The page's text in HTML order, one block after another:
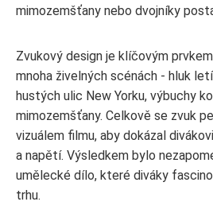
mimozemšťany nebo dvojníky
Zvukový design je klíčovým
mnoha živelných scénách - hluk
hustých ulic New Yorku, výbuchy
mimozemšťany. Celkově se zvuk
vizuálem filmu, aby dokázal
a napětí. Výsledkem bylo
umělecké dílo, které diváky
trhu.